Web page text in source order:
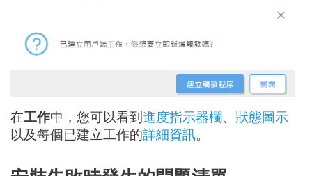
在工作中，您可以看到進度指示器欄、 狀態圖示
以及每個已建立工作的詳細資訊。